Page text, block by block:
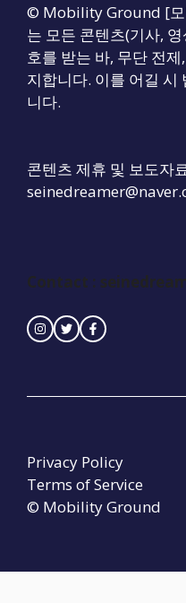
© Mobility Ground [모
는 모든 콘텐츠(기사,
호를 받는 바, 무단 전
지합니다. 이를 어길 시
니다.
콘텐츠 제휴 및 보도자
Contact :
© Mobility Ground
Privacy Policy
Terms of Service